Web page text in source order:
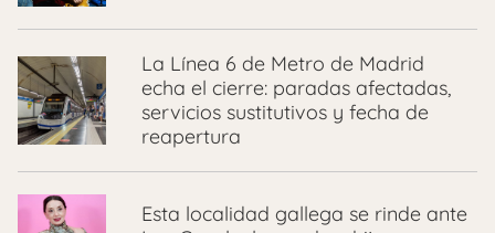
La Línea 6 de Metro de Madrid
echa el cierre: paradas afectadas,
servicios sustitutivos y fecha de
reapertura
Esta localidad gallega se rinde ante